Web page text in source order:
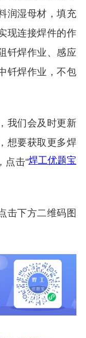
润湿母材，填充
现连接焊件的作
钎焊作业、感应
钎焊作业，不包
我们会及时更新
想要获取更多焊
点击“焊工优题宝
击下方二维码图